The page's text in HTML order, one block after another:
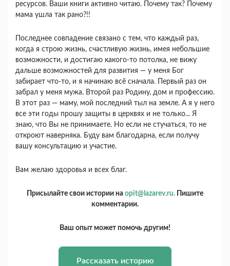
ресурсов. Ваши книги активно читаю. Почему так? Почему
мама ушла так рано?!!
Последнее совпадение связано с тем, что каждый раз,
когда я строю жизнь, счастливую жизнь, имея небольшие
возможности, и достигаю какого-то потолка, не вижу
дальше возможностей для развития — у меня Бог
забирает что-то, и я начинаю всё сначала. Первый раз он
забрал у меня мужа. Второй раз Родину, дом и профессию.
В этот раз — маму, мой последний тыл на земле. А я у него
все эти годы прошу защиты в церквях и не только... Я
знаю, что Вы не принимаете. Но если не стучаться, то не
откроют наверняка. Буду вам благодарна, если получу
вашу консультацию и участие.
Вам желаю здоровья и всех благ.
Присылайте свои истории на opit@lazarev.ru. Пишите
комментарии.
Ваш опыт может помочь другим!
Рассказать историю